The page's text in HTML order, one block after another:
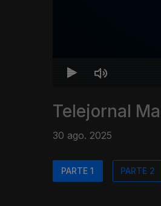
Telejornal
30 ago. 2025
PARTE 1 PARTE 2